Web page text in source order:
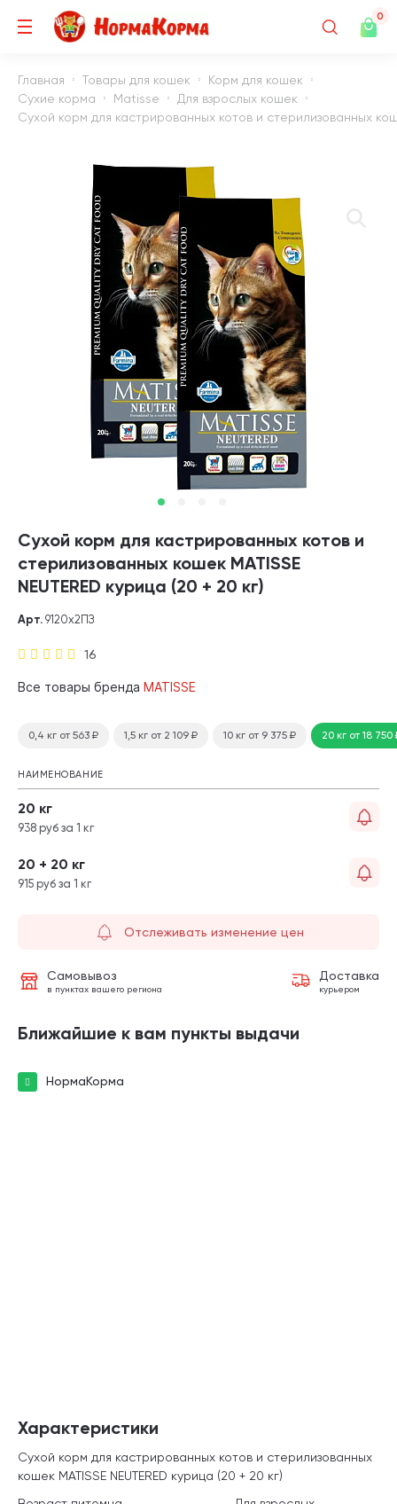
0
Главная Товары для кошек
Корм для кошек
Сухие корма
Matisse
Для взрослых кошек
Сухой корм для кастрированных котов и стерилизованных
Сухой корм для кастрированных котов и
стерилизованных кошек MATISSE
NEUTERED курица (20 + 20 кг)
16
Арт. 9120х2ПЗ
Все товары бренда MATISSE
0,4 кг от 563 ₽ 1,5 кг от 2 109 ₽ 10 кг от 9 375 ₽ 20 кг от 18 750
НАИМЕНОВАНИЕ
20 кг
938 руб за 1 кг
20 + 20 кг
915 руб за 1 кг
Отслеживать изменение цен
Самовывоз
в пунктах вашего региона
Доставка
курьером
Ближайшие к вам пункты выдачи
НормаКорма
Характеристики
Сухой корм для кастрированных котов и стерилизованных
кошек MATISSE NEUTERED курица (20 + 20 кг)